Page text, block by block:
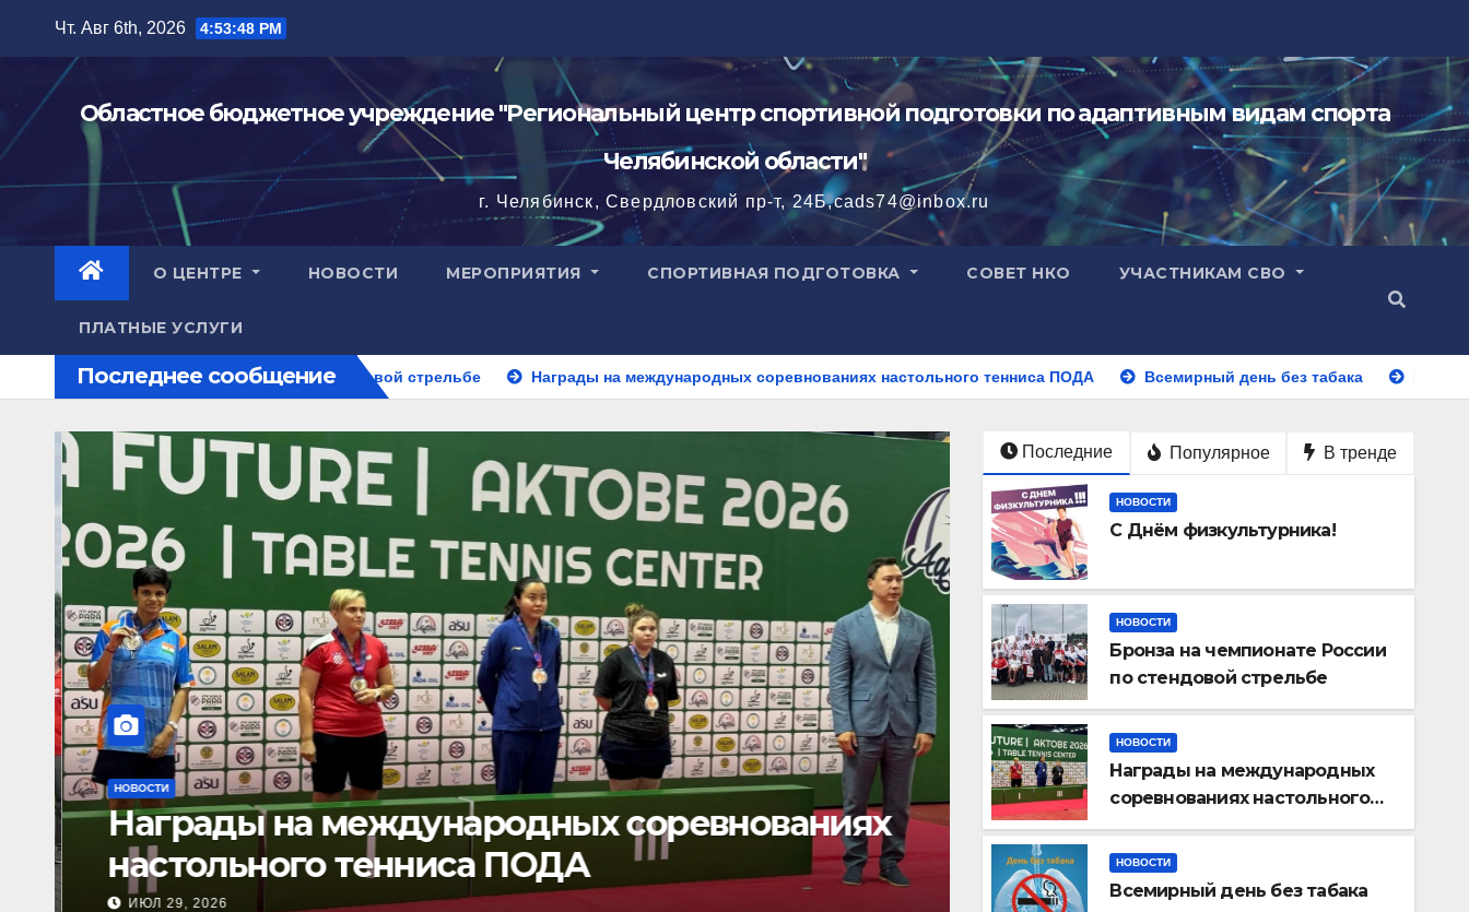
содержимому
Чт. Авг 6th, 2026 4:53:49 PM
Областное бюджетное учреждение "Региональный центр спортивной подготовки по адаптивным видам спорта
Челябинской области"
г. Челябинск, Свердловский пр-т, 24Б,cads74@inbox.ru
О ЦЕНТРЕ НОВОСТИ МЕРОПРИЯТИЯ СПОРТИВНАЯ ПОДГОТОВКА СОВЕТ НКО УЧАСТНИКАМ СВО
ПЛАТНЫЕ УСЛУГИ
Последнее сообщение
России по стендовой стрельбе Награды на международных соревнованиях настольного тенниса ПОДА Всемирный день без табака Всероссийские
НОВОСТИ
Награды на международных соревнованиях
настольного тенниса ПОДА
ИЮЛ 29, 2026
НОВОСТИ
Всемирный день без
ИЮЛ 23, 2026
Последние Популярное В тренде
НОВОСТИ
С Днём физкультурника!
НОВОСТИ
Бронза на чемпионате России
по стендовой стрельбе
НОВОСТИ
Награды на международных
соревнованиях настольного
тенниса ПОДА
НОВОСТИ
Всемирный день без табака